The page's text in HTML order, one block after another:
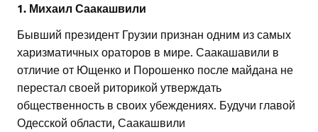
1. Михаил Саакашвили
Бывший президент Грузии признан одним из самых
харизматичных ораторов в мире. Саакашавили в
отличие от Ющенко и Порошенко после майдана не
перестал своей риторикой утверждать
общественность в своих убеждениях. Будучи главой
Одесской области, Саакашвили